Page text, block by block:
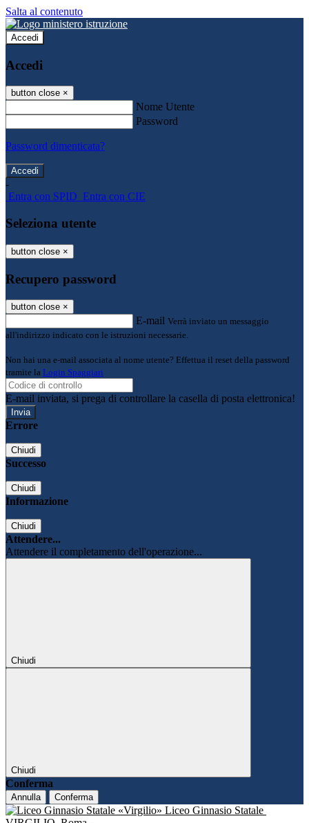
Salta al contenuto
Accedi
Accedi
button close ×
Nome Utente
Password
Password dimenticata?
-
Entra con SPID Entra con CIE
Seleziona utente
button close ×
Recupero password
button close ×
E-mail Verrà inviato un messaggio
all'indirizzo indicato con le istruzioni necessarie.
Non hai una e-mail associata al nome utente? Effettua il reset della password
tramite la Login Spaggiari
E-mail inviata, si prega di controllare la casella di posta elettronica!
Errore
Chiudi
Successo
Chiudi
Informazione
Chiudi
Attendere...
Attendere il completamento dell'operazione...
Chiudi
Chiudi
Conferma
Annulla Conferma
Liceo Ginnasio Statale